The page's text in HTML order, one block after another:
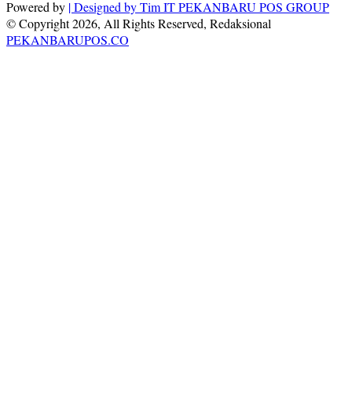
Powered by | Designed byTim IT PEKANBARU POS GROUP
© Copyright 2026, All Rights Reserved, Redaksional
PEKANBARUPOS.CO